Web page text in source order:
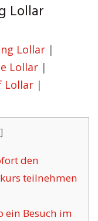
Lollar
Lollar |
Lollar |
Lollar |
]
den
teilnehmen
ein Besuch im